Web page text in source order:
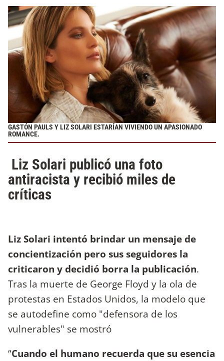
GASTÓN PAULS Y LIZ SOLARI ESTARÍAN VIVIENDO UN APASIONADO
ROMANCE.
Liz Solari publicó una foto
antiracista y recibió miles de
críticas
Liz Solari intentó brindar un mensaje de
concientización pero sus seguidores la
criticaron y decidió borra la publicación.
Tras la muerte de George Floyd y la ola de
protestas en Estados Unidos, la modelo que
se autodefine como "defensora de los
vulnerables" se mostró
“Cuando el humano recuerda que su esencia